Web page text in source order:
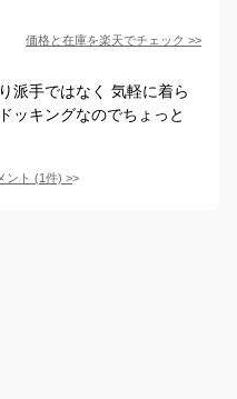
価格と在庫を楽天でチェック >>
派手ではなく 気軽に着ら
ッキングなのでちょっと
ント (1件) >